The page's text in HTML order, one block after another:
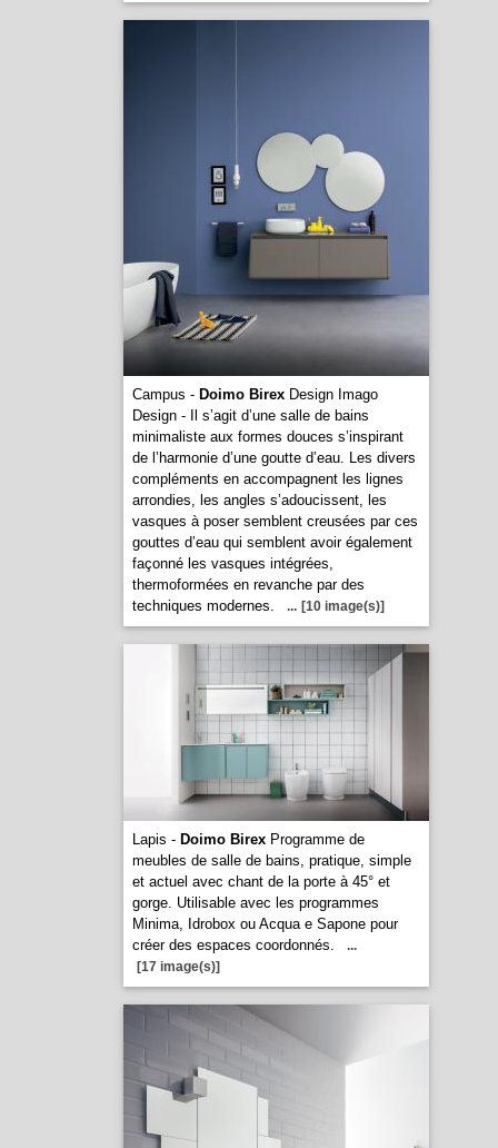
Campus - Doimo BirexDesign Imago
Design - Il s’agit d’une salle de bains
minimaliste aux formes douces s’inspirant
de l’harmonie d’une goutte d’eau. Les divers
compléments en accompagnent les lignes
arrondies, les angles s’adoucissent, les
vasques à poser semblent creusées par ces
gouttes d’eau qui semblent avoir également
façonné les vasques intégrées,
thermoformées en revanche par des
techniques modernes.
... [10 image(s)]
Lapis - Doimo BirexProgramme de
meubles de salle de bains, pratique, simple
et actuel avec chant de la porte à 45° et
gorge. Utilisable avec les programmes
Minima, Idrobox ou Acqua e Sapone pour
créer des espaces coordonnés.
...
[17 image(s)]